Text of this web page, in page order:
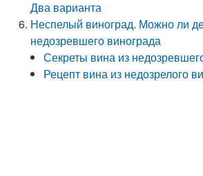
Два варианта
Неспелый виноград. Можно ли
недозревшего винограда
Секреты вина из
Рецепт вина из недозрелого